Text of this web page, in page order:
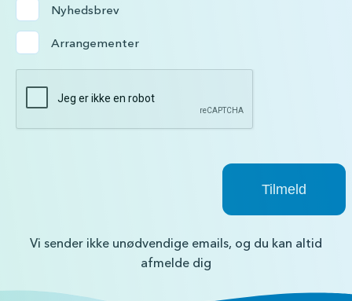
Nyhedsbrev
Arrangementer
Vi sender ikke unødvendige emails, og du kan altid
afmelde dig